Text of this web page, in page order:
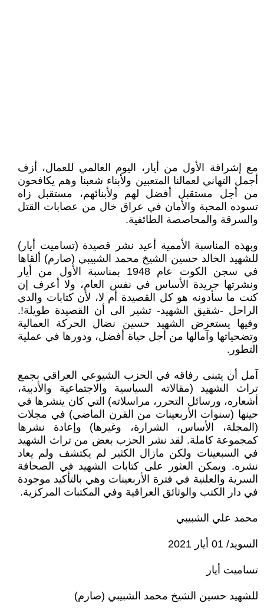
مع إشراقة الأول من أيار، اليوم العالمي للعمال، أزف
أجمل التهاني لعمالنا المتعبين ولأبناء شعبنا وهم يكافحون
من أجل مستقبل أفضل لهم ولأبنائهم، مستقبل زاه
تسوده المحبة والأمان في عراق خال من عصابات القتل
والسرقة والمحاصصة الطائفية.
وبهذه المناسبة الأممية أعيد نشر قصيدة (تساميت أيار)
للشهيد الخالد حسين الشيخ محمد الشبيبي (صارم) ألقاها
في سجن الكوت عام 1948 بمناسبة الأول من أيار
ونشرتها جريدة الأساس في نفس العام، ولا أعرف إن
كنت ما سأدونه هو كل القصيدة أم لا، لأن كتابات والدي
الراحل -شقيق الشهيد- تشير الى أن القصيدة طويلة!.
وفيها يستعرض الشهيد حسين نضال الحركة العمالية
وتضحياتها وآمالها من أجل حياة أفضل، ودورها في عملية
التطور.
آمل أن يتبنى رفاقه في الحزب الشيوعي العراقي بجمع
تراث الشهيد (مقالاته السياسية والاجتماعية والأدبية،
أشعاره، ورسائل التحرر، مراسلاته) التي كان ينشرها في
حينها (سنوات الأربعينات من القرن الماضي) في مجلات
(المجلة، الأساس، الشرارة، وغيرها) وإعادة نشرها
كمجموعة كاملة. لقد نشر الحزب بعض من تراث الشهيد
في السبعينات ولكن مازال الكثير لم يكتشف ولم يعاد
نشره. ويمكن العثور على كتابات الشهيد في الصحافة
السرية والعلنية في فترة الأربعينات وهي بالتأكيد موجودة
في دار الكتب والوثائق العراقية وفي المكتبات المركزية.
محمد علي الشبيبي
السويد/ 01 أيار 2021
تساميت أيار
للشهيد حسين الشيخ محمد الشبيبي (صارم)